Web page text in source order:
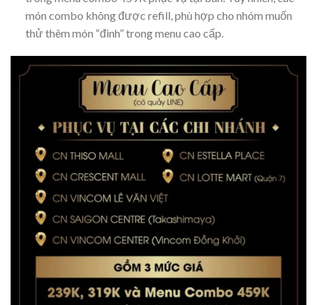
món combo không được refill, phù hợp cho nhóm muốn
thử thêm món “đinh” trong menu cao cấp.